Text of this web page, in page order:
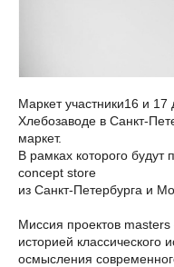
Маркет участники16 и
Хлебозаводе в Санкт-
маркет.
В рамках которого будут
concept store
из Санкт-Петербурга и
Миссия проектов
историей классического
осмысления